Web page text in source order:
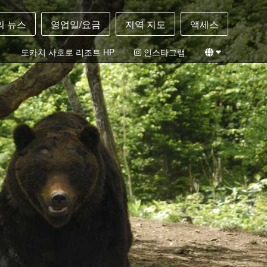
뉴스 영업일/요금 지역 지도 액세스
도카치 사호로 리조트 HP
인스타그램
일본어
영어